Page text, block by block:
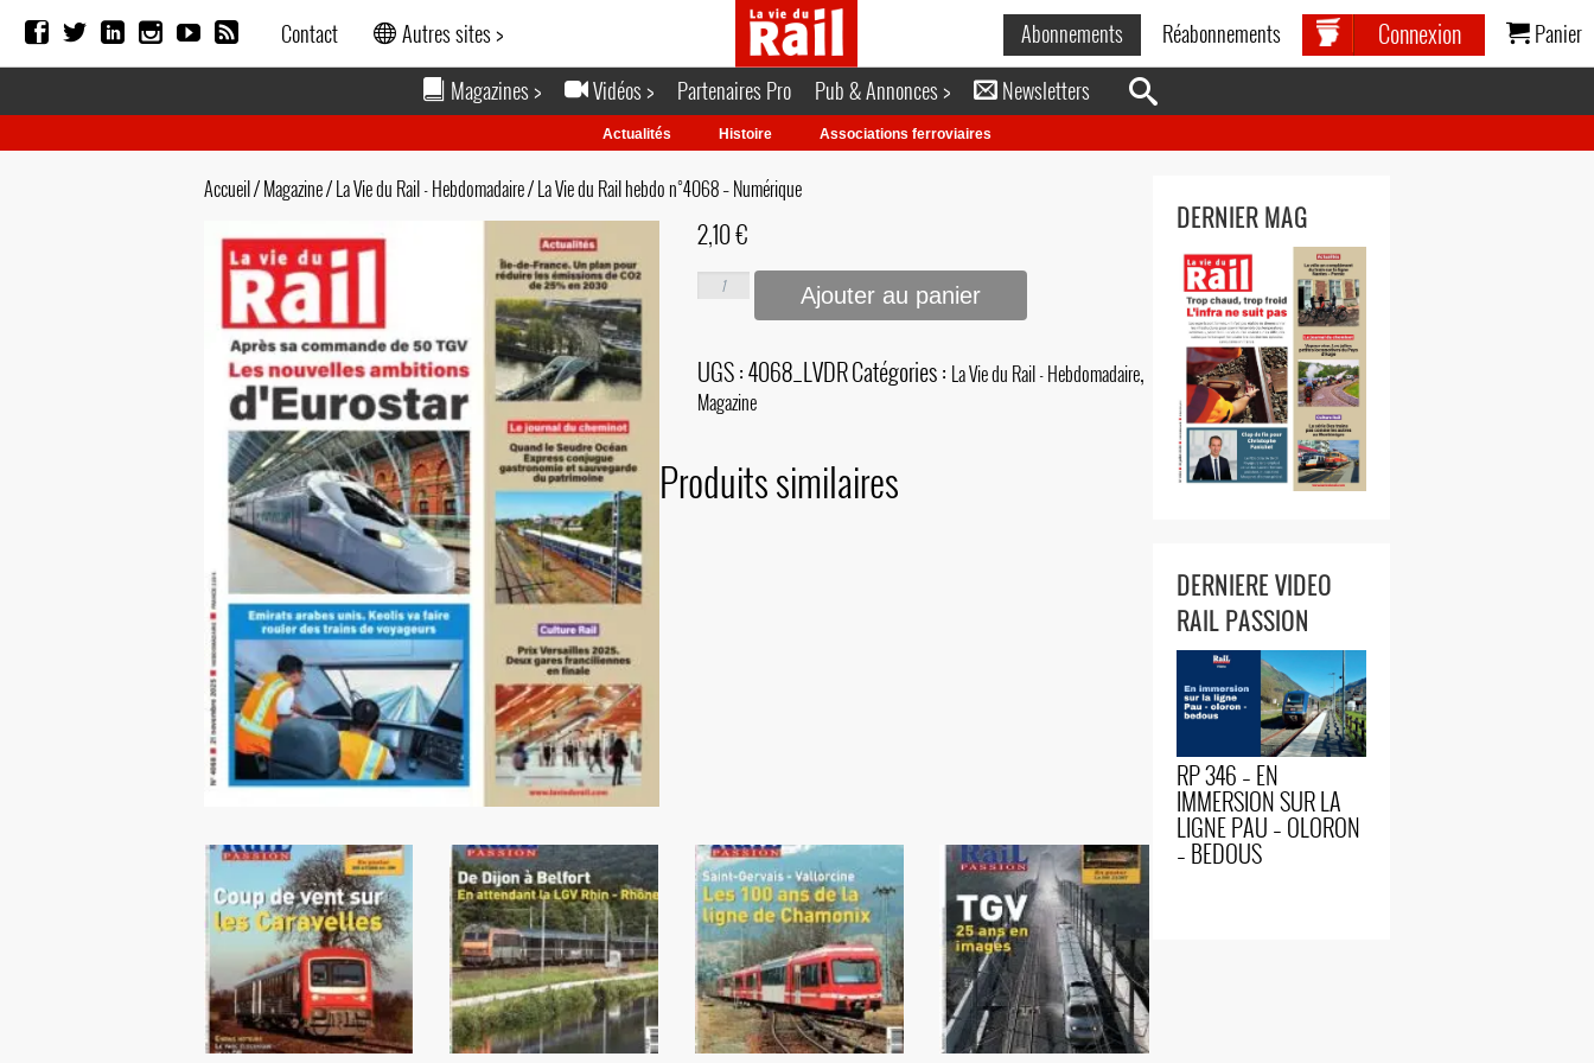
Contact Autres sites > Panier
Connexion
Réabonnements
Abonnements
Magazines >
Vidéos > Partenaires Pro Pub & Annonces > Newsletters
Actualités Histoire Associations ferroviaires
Accueil/Magazine/La Vie du Rail - Hebdomadaire/ La Vie du Rail hebdo n°4068 – Numérique
2,10€
Ajouter au panier
UGS :4068_LVDRCatégories : La Vie du Rail - Hebdomadaire,
Magazine
Produits similaires
DERNIER MAG
DERNIERE VIDEO
RAIL PASSION
RP 346 – EN
IMMERSION SUR LA
LIGNE PAU – OLORON
– BEDOUS